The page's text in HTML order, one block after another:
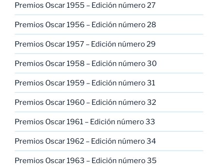
Premios Oscar 1955 – Edición número 27
Premios Oscar 1956 – Edición número 28
Premios Oscar 1957 – Edición número 29
Premios Oscar 1958 – Edición número 30
Premios Oscar 1959 – Edición número 31
Premios Oscar 1960 – Edición número 32
Premios Oscar 1961 – Edición número 33
Premios Oscar 1962 – Edición número 34
Premios Oscar 1963 – Edición número 35